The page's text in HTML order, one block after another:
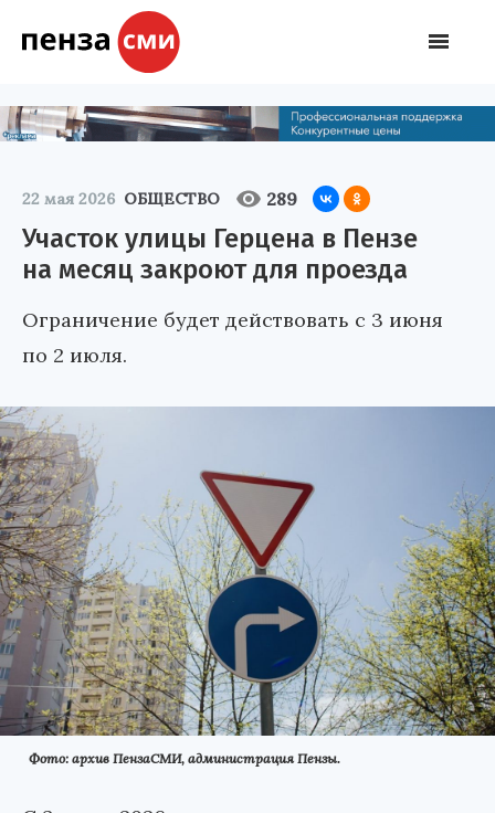
22 мая 2026 ОБЩЕСТВО 289
Участок улицы Герцена в Пензе
на месяц закроют для проезда
Ограничение будет действовать с 3 июня
по 2 июля.
Фото: архив ПензаСМИ, администрация Пензы.